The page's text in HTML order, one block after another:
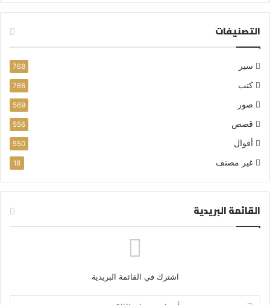
التصنيفات
سير 768
كتب 766
صور 569
قصص 556
أقوال 550
غير مصنف 18
القائمة البريدية
اشترك في القائمة البريدية